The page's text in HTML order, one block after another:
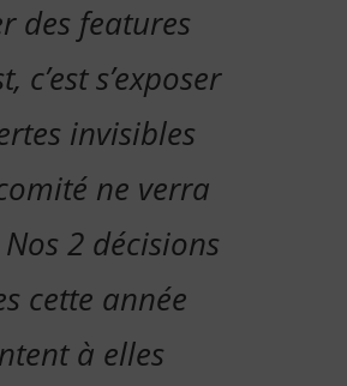
des features
c’est s’exposer
invisibles
ne verra
2 décisions
cette année
à elles